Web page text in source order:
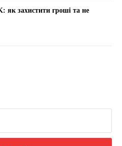
як захистити гроші та не